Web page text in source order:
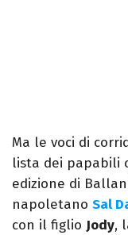
Ma le voci di
lista dei papabili
edizione di
napoletano Sal
con il figlio Jody,